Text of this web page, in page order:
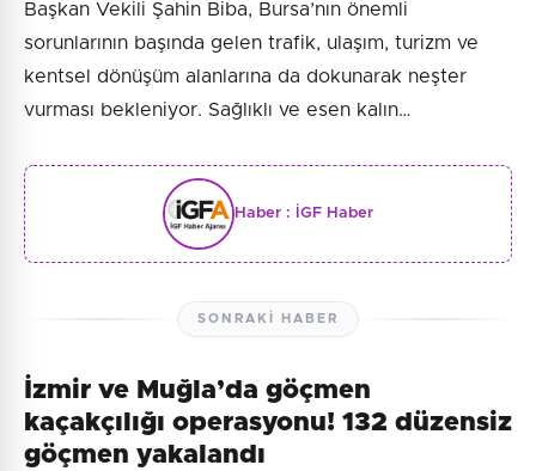
Başkan Vekili Şahin Biba, Bursa’nın önemli
sorunlarının başında gelen trafik, ulaşım, turizm ve
kentsel dönüşüm alanlarına da dokunarak neşter
vurması bekleniyor. Sağlıklı ve esen kalın…
Haber : İGF Haber
SONRAKI HABER
İzmir ve Muğla’da göçmen
kaçakçılığı operasyonu! 132 düzensiz
göçmen yakalandı